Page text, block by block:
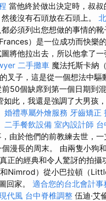
當他終於做出決定時，叔
後沒有石頭放在石頭上。
必須列出您想做的事情的
）是一位成功而快樂
將他拉出去，所以他拿了
二手攤車 魔法托斯卡納
叉子，這是從一個想法中驅
50個缺席到第一個日期到
如此，我還是強調了大男孩
婚禮專屬外燴服務 牙齒矯正
二手餐飲設備 室內設計師
由於他們的前教練去世，
漫長的周末。 由兩隻小狗
正的經典和令人驚訝的拍攝
Nimrod）從小巴拉頓（
回家。 適合您的台北會計事
代風 台中脊椎調整 伍迪·艾